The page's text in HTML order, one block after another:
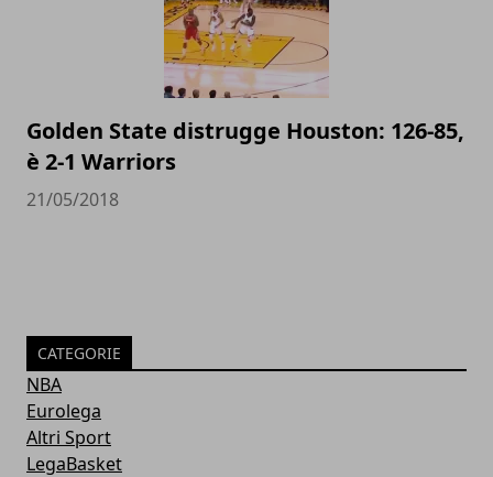
Golden State distrugge Houston: 126-85,
è 2-1 Warriors
21/05/2018
CATEGORIE
NBA
Eurolega
Altri Sport
LegaBasket